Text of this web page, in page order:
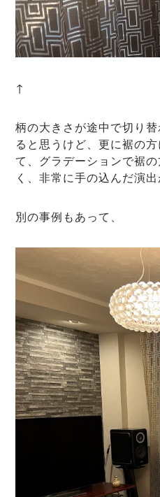
↑
柄の大きさが途中で切り
ると思うけど、更に裾の
て、グラデーションで裾
く、非常に手の込んだ演
別の事例もあって、